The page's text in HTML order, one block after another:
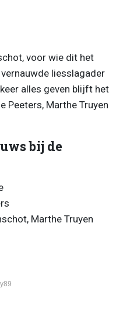
voor wie dit het
liesslagader
alles geven blijft het
Peeters, Marthe Truyen
bij de
Marthe Truyen